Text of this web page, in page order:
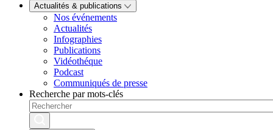
Actualités & publications
Nos événements
Actualités
Infographies
Publications
Vidéothéque
Podcast
Communiqués de presse
Recherche par mots-clés